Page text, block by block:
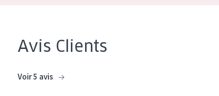
Expert
Avis Clients
Voir 5 avis